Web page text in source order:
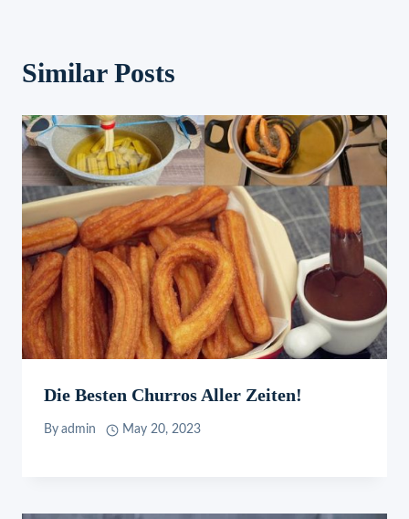
Similar Posts
Die Besten Churros Aller Zeiten!
By admin May 20, 2023